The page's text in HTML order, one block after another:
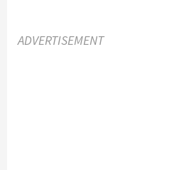
ADVERTISEMENT